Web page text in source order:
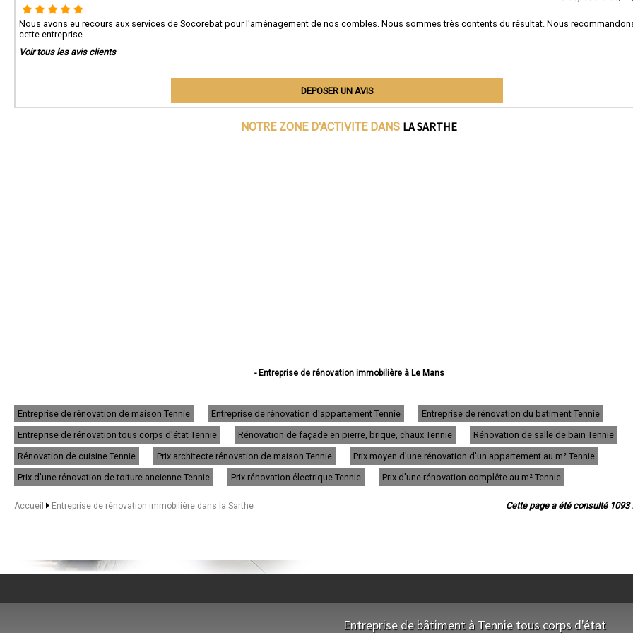
Nous avons eu recours aux services de Socorebat pour l'aménagement de nos combles. Nous sommes très contents du résultat. Nous
cette entreprise.
Voir tous les avis clients
DEPOSER UN AVIS
NOTRE ZONE D'ACTIVITE DANS LA SARTHE
- Entreprise de rénovation immobilière à Le Mans
- Entreprise de rénovation immobilière à Allonnes
- Entreprise de rénovation immobilière à La Ferté-Bernard
- Entreprise de rénovation immobilière à Coulaines
- Entreprise de rénovation immobilière à Changé
- Entreprise de rénovation immobilière à Mamers
- Entreprise de rénovation immobilière à Arnage
- Entreprise de rénovation immobilière à Parigné-l'Évêque
- Entreprise de rénovation immobilière à Château-du-Loir
- Entreprise de rénovation immobilière à Le Lude
- Entreprise de rénovation immobilière à La Suze-sur-Sarthe
- Entreprise de rénovation immobilière à Sargé-lès-le-Mans
- Entreprise de rénovation immobilière à Saint-Calais
Entreprise de rénovation de maison Tennie Entreprise de rénovation d'appartement Tennie
Entreprise de rénovation du batiment Tennie
Entreprise de rénovation tous corps d'état Tennie
Rénovation de façade en pierre, brique, chaux Tennie
Rénovation de salle de bain Tennie
Rénovation de cuisine Tennie
Prix architecte rénovation de maison Tennie
Prix moyen d'une rénovation d'un appartement au m² Tennie
Prix d'une rénovation de toiture ancienne Tennie
Prix rénovation électrique Tennie Prix d'une rénovation complête au m² Tennie
Cette page a été consulté 1093
Accueil Entreprise de rénovation immobilière dans la Sarthe
Entreprise de bâtiment à Tennie tous corps d'état